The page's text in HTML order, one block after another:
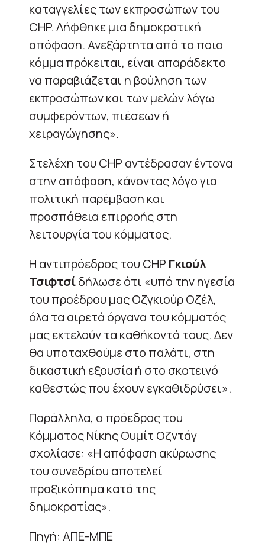
καταγγελίες των εκπροσώπων του
CHP. Λήφθηκε μια δημοκρατική
απόφαση. Ανεξάρτητα από το ποιο
κόμμα πρόκειται, είναι απαράδεκτο
να παραβιάζεται η βούληση των
εκπροσώπων και των μελών λόγω
συμφερόντων, πιέσεων ή
χειραγώγησης».
Στελέχη του CHP αντέδρασαν έντονα
στην απόφαση, κάνοντας λόγο για
πολιτική παρέμβαση και
προσπάθεια επιρροής στη
λειτουργία του κόμματος.
Η αντιπρόεδρος του CHP Γκιούλ
Τσιφτσίδήλωσε ότι «υπό την ηγεσία
του προέδρου μας Οζγκιούρ Οζέλ,
όλα τα αιρετά όργανα του κόμματός
μας εκτελούν τα καθήκοντά τους. Δεν
θα υποταχθούμε στο παλάτι, στη
δικαστική εξουσία ή στο σκοτεινό
καθεστώς που έχουν εγκαθιδρύσει».
Παράλληλα, ο πρόεδρος του
Κόμματος Νίκης Ουμίτ Οζντάγ
σχολίασε: «Η απόφαση ακύρωσης
του συνεδρίου αποτελεί
πραξικόπημα κατά της
δημοκρατίας».
Πηγή: ΑΠΕ-ΜΠΕ